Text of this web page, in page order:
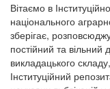
Вітаємо в
національного
зберігає,
постійний та
викладацького
Інституційний